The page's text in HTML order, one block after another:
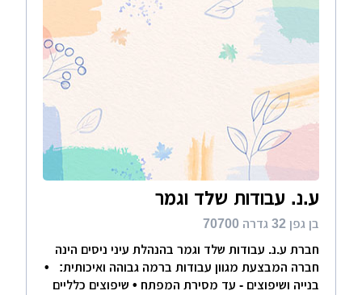
ע.נ. עבודות שלד וגמר
בן גפן 32 גדרה 70700
חברת ע.נ. עבודות שלד וגמר בהנהלת עיני ניסים הינה
חברה המבצעת מגוון עבודות ברמה גבוהה ואיכותית: •
בנייה ושיפוצים - עד מסירת המפתח • שיפוצים כלליים